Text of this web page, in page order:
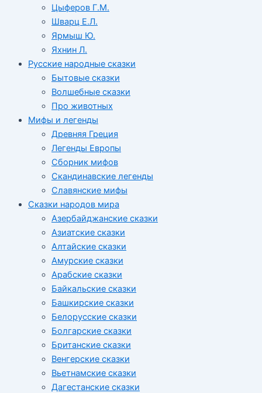
Цыферов Г.М.
Шварц Е.Л.
Ярмыш Ю.
Яхнин Л.
Русские народные сказки
Бытовые сказки
Волшебные сказки
Про животных
Мифы и легенды
Древняя Греция
Легенды Европы
Сборник мифов
Скандинавские легенды
Славянские мифы
Сказки народов мира
Азербайджанские сказки
Азиатские сказки
Алтайские сказки
Амурские сказки
Арабские сказки
Байкальские сказки
Башкирские сказки
Белорусские сказки
Болгарские сказки
Британские сказки
Венгерские сказки
Вьетнамские сказки
Дагестанские сказки